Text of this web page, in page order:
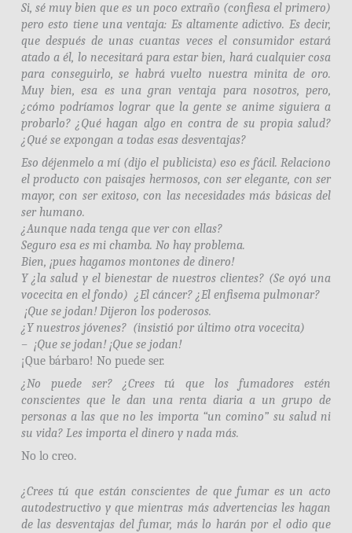
Si, sé muy bien que es un poco extraño (confiesa el primero)
pero esto tiene una ventaja: Es altamente adictivo. Es decir,
que después de unas cuantas veces el consumidor estará
atado a él, lo necesitará para estar bien, hará cualquier cosa
para conseguirlo, se habrá vuelto nuestra minita de oro.
Muy bien, esa es una gran ventaja para nosotros, pero,
¿cómo podríamos lograr que la gente se anime siguiera a
probarlo? ¿Qué hagan algo en contra de su propia salud?
¿Qué se expongan a todas esas desventajas?
Eso déjenmelo a mí (dijo el publicista) eso es fácil. Relaciono
el producto con paisajes hermosos, con ser elegante, con ser
mayor, con ser exitoso, con las necesidades más básicas del
ser humano.
¿Aunque nada tenga que ver con ellas?
Seguro esa es mi chamba. No hay problema.
Bien, ¡pues hagamos montones de dinero!
Y ¿la salud y el bienestar de nuestros clientes? (Se oyó una
vocecita en el fondo) ¿El cáncer? ¿El enfisema pulmonar?
¡Que se jodan! Dijeron los poderosos.
¿Y nuestros jóvenes? (insistió por último otra vocecita)
– ¡Que se jodan! ¡Que se jodan!
¡Que bárbaro! No puede ser.
¿No puede ser? ¿Crees tú que los fumadores estén
conscientes que le dan una renta diaria a un grupo de
personas a las que no les importa “un comino” su salud ni
su vida? Les importa el dinero y nada más.
No lo creo.
¿Crees tú que están conscientes de que fumar es un acto
autodestructivo y que mientras más advertencias les hagan
de las desventajas del fumar, más lo harán por el odio que